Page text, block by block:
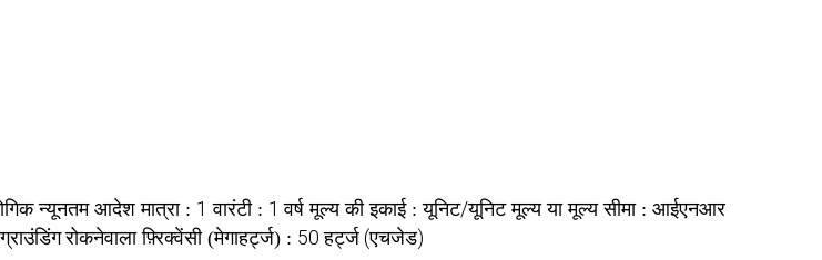
न्यूनतम आदेश मात्रा : 1 वारंटी : 1 वर्ष मूल्य की इकाई :यूनिट/यूनिट मूल्य या मूल्य सीमा : आईएनआर
रोकनेवाला फ़्रिक्वेंसी (मेगाहर्ट्ज) : 50 हर्ट्ज (एचजेड)